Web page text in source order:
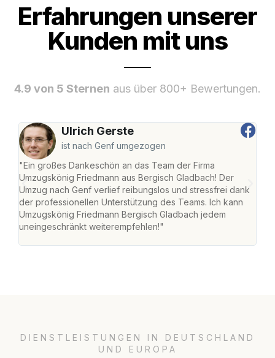
Erfahrungen unserer
Kunden mit uns
4.9 von 5 Sternen aus über 800+ Bewertungen.
Ulrich Gerste
ist nach Genf umgezogen
"Ein großes Dankeschön an das Team der Firma
Umzugskönig Friedmann aus Bergisch Gladbach! Der
Umzug nach Genf verlief reibungslos und stressfrei dank
der professionellen Unterstützung des Teams. Ich kann
Umzugskönig Friedmann Bergisch Gladbach jedem
uneingeschränkt weiterempfehlen!"
DIENSTLEISTUNGEN IN DEUTSCHLAND
UND EUROPA